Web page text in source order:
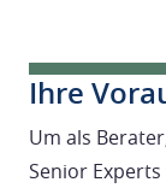
Ihre
Um als
Senior